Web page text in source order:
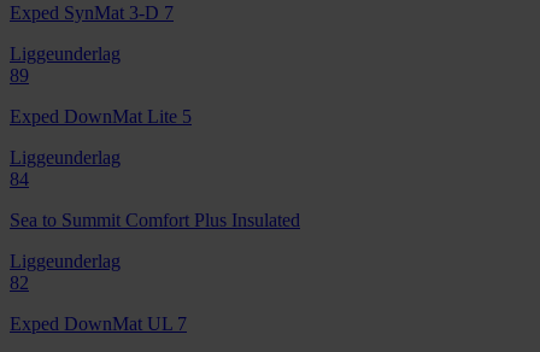
Exped SynMat 3-D 7
Liggeunderlag
89
Exped DownMat Lite 5
Liggeunderlag
84
Sea to Summit Comfort Plus Insulated
Liggeunderlag
82
Exped DownMat UL 7